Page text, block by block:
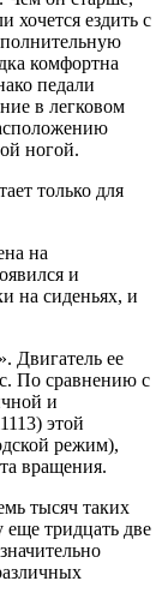
хочется ездить с
комфортна
педали
в легковом
ногой.
только для
на
и
на сиденьях, и
Двигатель ее
По сравнению с
и
этой
режим),
вращения.
тысяч таких
тридцать две